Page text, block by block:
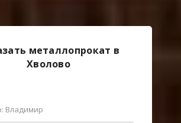
металлопрокат в
Хволово
Владимир